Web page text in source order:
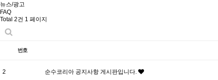
뉴스/광고
FAQ
Total 2건 1 페이지
번호
2 순수코리아 공지사항 게시판입니다.